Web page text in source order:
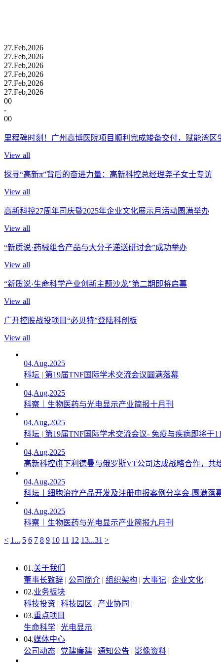
27.Feb,2026
27.Feb,2026
27.Feb,2026
27.Feb,2026
27.Feb,2026
27.Feb,2026
00
-
00
里程碑时刻！广州高博医院项目顺利完成竣备交付，赋能湾区
View all
探寻“高新π”背后的奋进力量：高新科控总经理尧子女士专访
View all
高新科控27周年司庆暨2025年企业文化展示月活动圆满举办
View all
“新质说·药械组合产品与大分子递送研讨会”成功举办
View all
“新质说·生命科学产业创新主题沙龙”第二期即将启幕
View all
广开控股战投项目“必贝特”登陆科创板
View all
04,Aug,2025
科坛 | 第19届TNF国际学术交流会议圆满落幕
04,Aug,2025
科察｜生物医药与光电显示产业简报十月刊
04,Aug,2025
科坛 | 第19届TNF国际学术交流会议- 免疫与疾病即将于
04,Aug,2025
高新科控旗下利德曼与俄罗斯VT公司达成战略合作，共
04,Aug,2025
科坛丨细胞治疗产品开发及注册申报案例分享会-圆满落
04,Aug,2025
科察｜生物医药与光电显示产业简报九月刊
< 1 ... 5 6 7 8 9 10 11 12 13...31 >
01.关于我们
董事长致辞 | 公司简介 | 组织架构 | 大事记 | 企业文化 |
02.业务板块
科技投资 | 科技园区 | 产业协同 |
03.重点项目
生命科学 | 光电显示 |
04.媒体中心
公司动态 | 党建廉建 | 通知公告 | 影像资料 |